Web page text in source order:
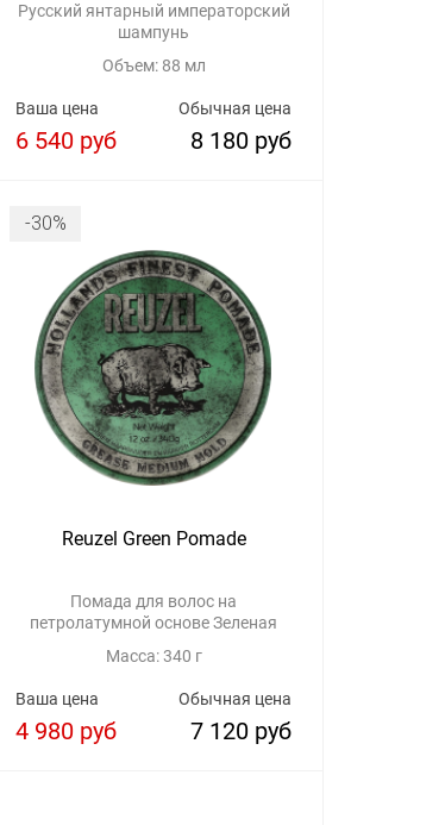
Русский янтарный императорский
шампунь
Объем: 88 мл
Обычная цена
8 180 руб
Ваша цена
6 540 руб
-30%
Reuzel Green Pomade
Помада для волос на
петролатумной основе Зеленая
Масса: 340 г
Обычная цена
7 120 руб
Ваша цена
4 980 руб